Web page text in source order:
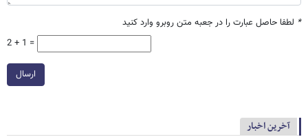
* لطفا حاصل عبارت را در جعبه متن روبرو وارد کنید
2 + 1 =
ارسال
آخرین اخبار